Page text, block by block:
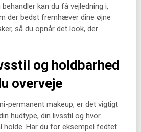
kan du få vejledning i,
der bedst fremhæver dine øjne
så du opnår det look, der
og holdbarhed
overveje
permanent makeup, er det vigtigt
hudtype, din livsstil og hvor
Har du for eksempel fedtet